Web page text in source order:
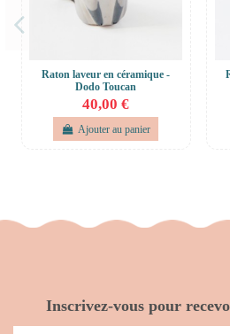
Raton laveur en céramique -
Dodo Toucan
40,00 €
Ajouter au panier
Inscrivez-vous pour